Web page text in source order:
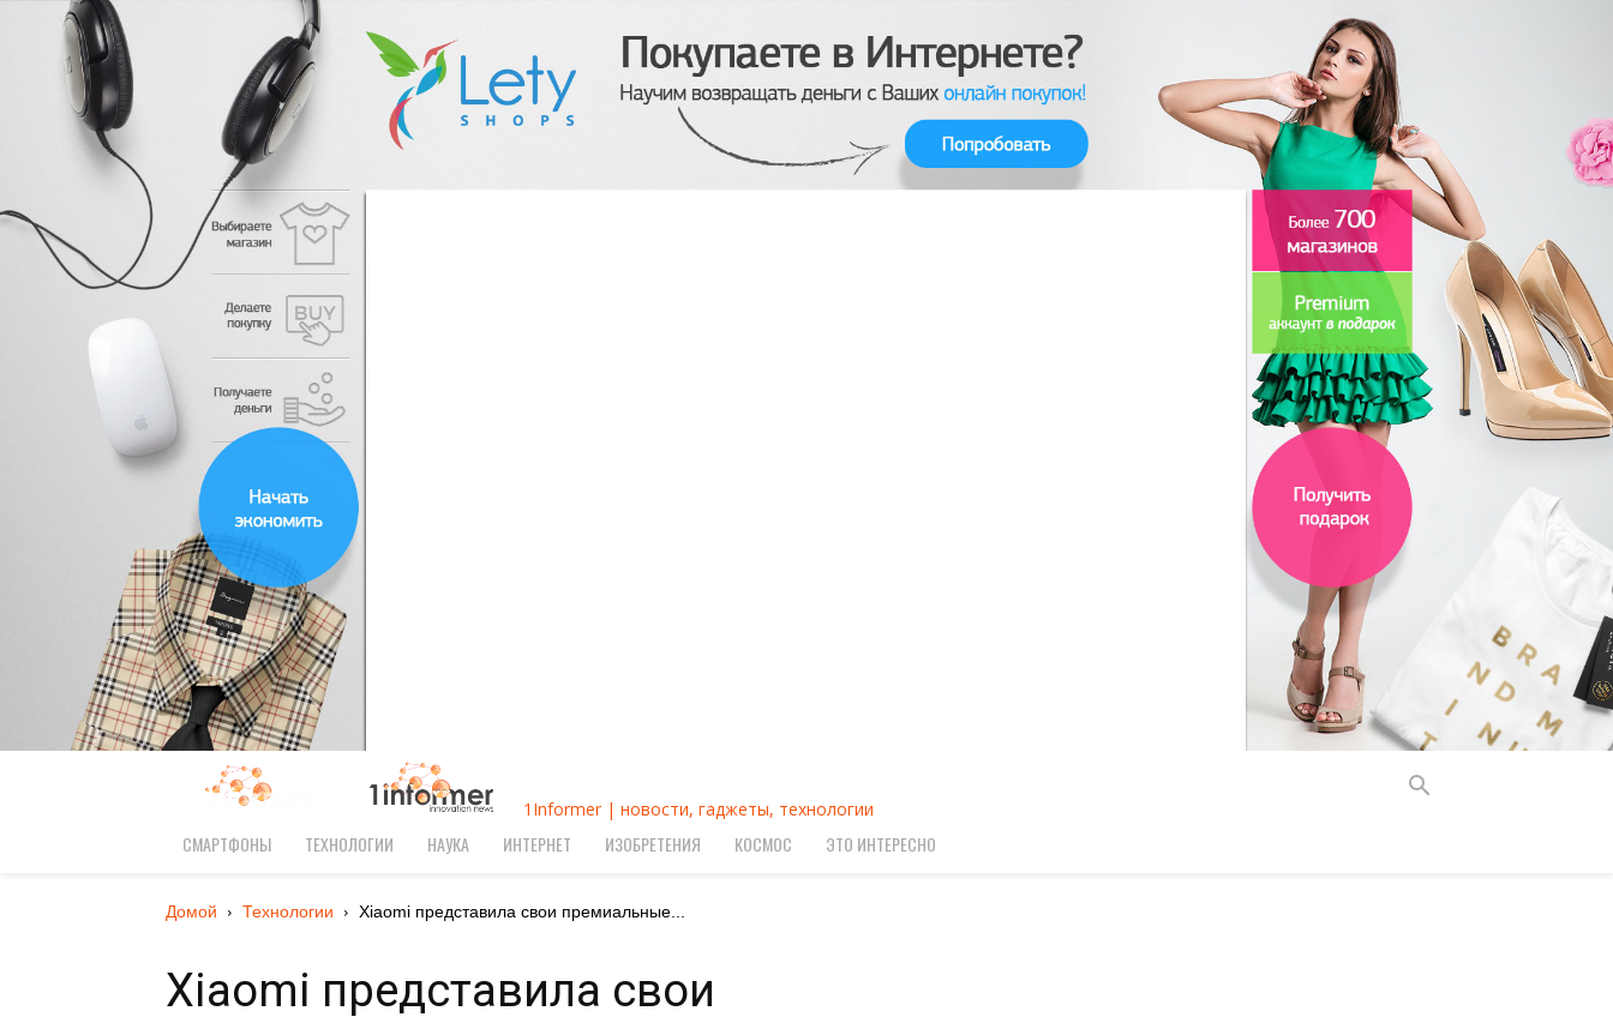
1Informer | новости, гаджеты, технологии
СМАРТФОНЫ ТЕХНОЛОГИИ НАУКА ИНТЕРНЕТ ИЗОБРЕТЕНИЯ КОСМОС ЭТО ИНТЕРЕСНО
Домой Технологии Xiaomi представила свои премиальные...
Xiaomi представила свои